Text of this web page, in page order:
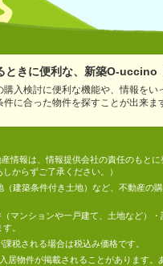
ときに便利な、新築O-uccino
入検討に便利な機能や、情報を
に合った物件を探すことが出来ま
情報は、情報提供会社の責任のもと
からずご了承ください。）
建築条件付き土地）など、不動産の
マンションや一戸建て、土地など）
。
税される場合は税込み価格です。
居物件が掲載されることがあります。